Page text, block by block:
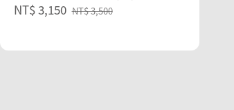
Sale
NT$ 3,150 Regular
NT$ 3,500